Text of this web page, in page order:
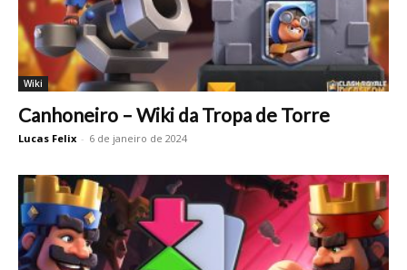
Wiki
Canhoneiro – Wiki da Tropa de Torre
Lucas Felix - 6 de janeiro de 2024